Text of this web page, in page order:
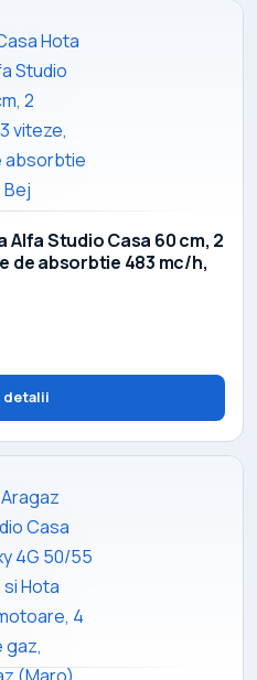
Studio Casa 60 cm, 2
de absorbtie 483 mc/h,
detalii